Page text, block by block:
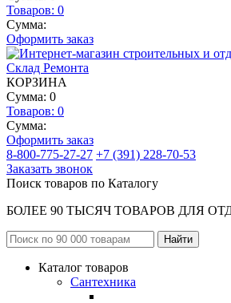
Товаров: 0
Сумма:
Оформить заказ
КОРЗИНА
Сумма: 0
Товаров: 0
Сумма:
Оформить заказ
8-800-775-27-27 +7 (391) 228-70-53
Заказать звонок
Поиск товаров по Каталогу
БОЛЕЕ 90 ТЫСЯЧ ТОВАРОВ ДЛЯ
Каталог товаров
Сантехника